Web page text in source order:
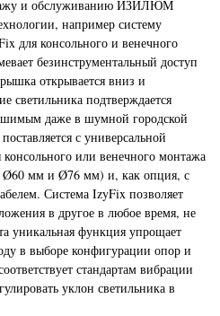
и обслуживанию ИЗИЛЮМ
например систему
для консольного и венечного
безинструментальный доступ
открывается вниз и
светильника подтверждается
даже в шумной городской
с универсальной
или венечного монтажа
мм и Ø76 мм) и, как опция, с
Система IzyFix позволяет
в другое в любое время, не
уникальная функция упрощает
в выборе конфигурации опор и
стандартам вибрации
уклон светильника в